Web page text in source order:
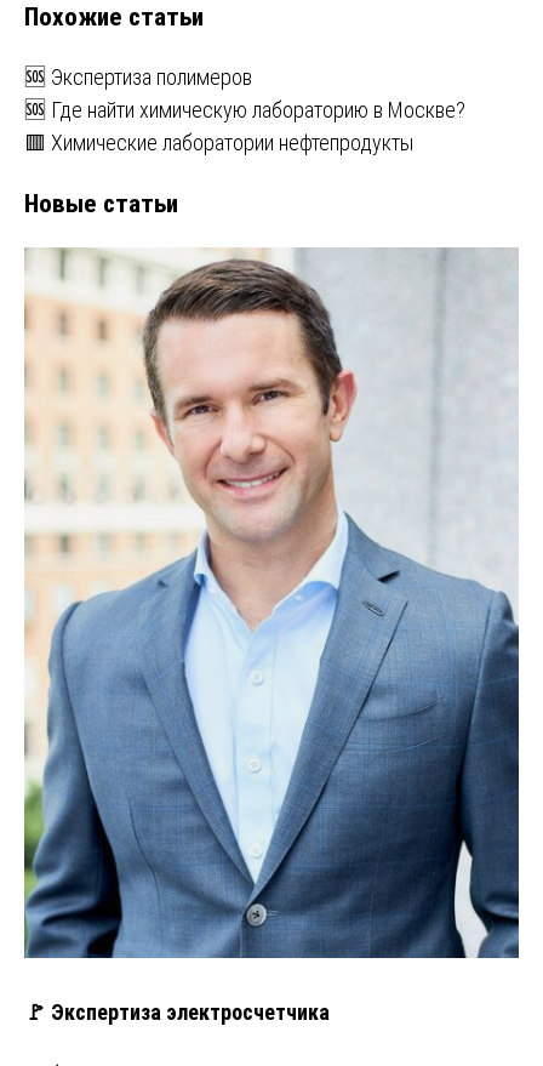
Похожие статьи
🆘 Экспертиза полимеров
🆘 Где найти химическую лабораторию в Москве?
🟥 Химические лаборатории нефтепродукты
Новые статьи
🚩 Экспертиза электросчетчика